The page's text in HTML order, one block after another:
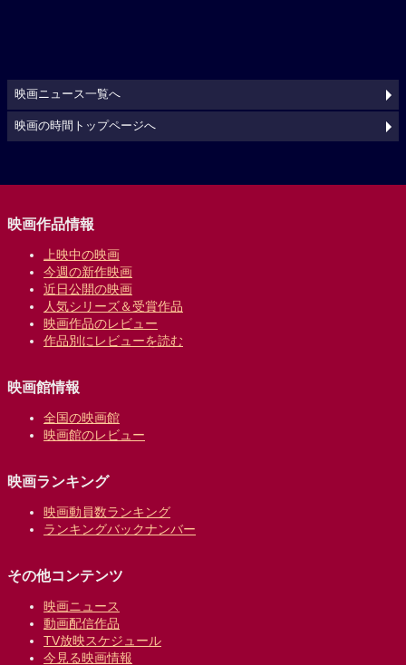
映画ニュース一覧へ
映画の時間トップページへ
映画作品情報
上映中の映画
今週の新作映画
近日公開の映画
人気シリーズ＆受賞作品
映画作品のレビュー
作品別にレビューを読む
映画館情報
全国の映画館
映画館のレビュー
映画ランキング
映画動員数ランキング
ランキングバックナンバー
その他コンテンツ
映画ニュース
動画配信作品
TV放映スケジュール
今見る映画情報